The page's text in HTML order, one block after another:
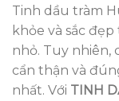
Tinh dầu tràm
khỏe và sắc
nhỏ. Tuy nhiên,
cẩn thận và
nhất. Với TINH